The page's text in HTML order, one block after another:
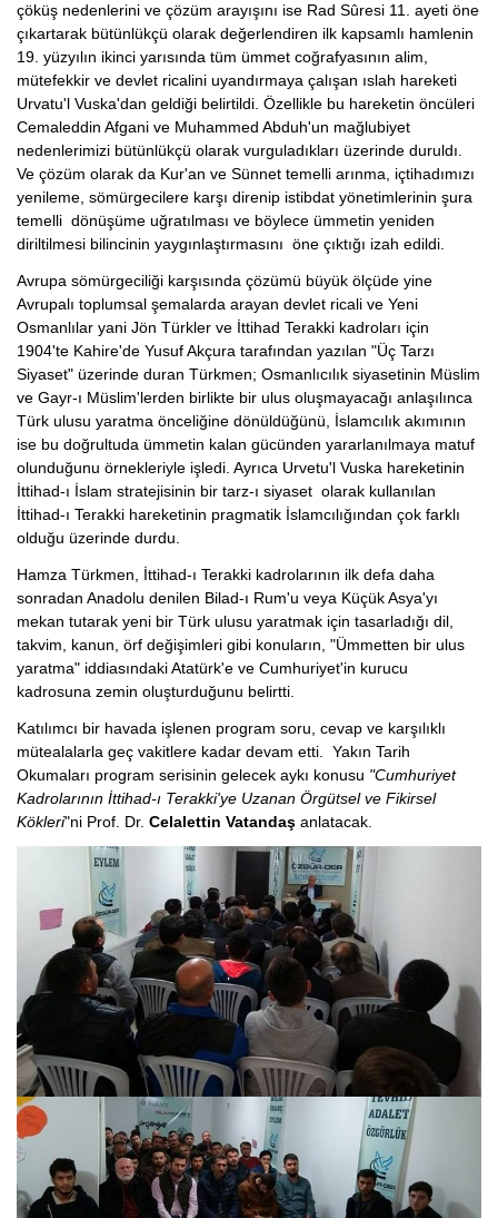
çöküş nedenlerini ve çözüm arayışını ise Rad Sûresi 11. ayeti öne
çıkartarak bütünlükçü olarak değerlendiren ilk kapsamlı hamlenin
19. yüzyılın ikinci yarısında tüm ümmet coğrafyasının alim,
mütefekkir ve devlet ricalini uyandırmaya çalışan ıslah hareketi
Urvatu'l Vuska'dan geldiği belirtildi. Özellikle bu hareketin öncüleri
Cemaleddin Afgani ve Muhammed Abduh'un mağlubiyet
nedenlerimizi bütünlükçü olarak vurguladıkları üzerinde duruldı.
Ve çözüm olarak da Kur'an ve Sünnet temelli arınma, içtihadımızı
yenileme, sömürgecilere karşı direnip istibdat yönetimlerinin şura
temelli dönüşüme uğratılması ve böylece ümmetin yeniden
diriltilmesi bilincinin yaygınlaştırmasını öne çıktığı izah edildi.
Avrupa sömürgeciliği karşısında çözümü büyük ölçüde yine
Avrupalı toplumsal şemalarda arayan devlet ricali ve Yeni
Osmanlılar yani Jön Türkler ve İttihad Terakki kadroları için
1904'te Kahire'de Yusuf Akçura tarafından yazılan "Üç Tarzı
Siyaset" üzerinde duran Türkmen; Osmanlıcılık siyasetinin Müslim
ve Gayr-ı Müslim'lerden birlikte bir ulus oluşmayacağı anlaşılınca
Türk ulusu yaratma önceliğine dönüldüğünü, İslamcılık akımının
ise bu doğrultuda ümmetin kalan gücünden yararlanılmaya matuf
olunduğunu örnekleriyle işledi. Ayrıca Urvetu'l Vuska hareketinin
İttihad-ı İslam stratejisinin bir tarz-ı siyaset olarak kullanılan
İttihad-ı Terakki hareketinin pragmatik İslamcılığından çok farklı
olduğu üzerinde durdu.
Hamza Türkmen, İttihad-ı Terakki kadrolarının ilk defa daha
sonradan Anadolu denilen Bilad-ı Rum'u veya Küçük Asya'yı
mekan tutarak yeni bir Türk ulusu yaratmak için tasarladığı dil,
takvim, kanun, örf değişimleri gibi konuların, "Ümmetten bir ulus
yaratma" iddiasındaki Atatürk'e ve Cumhuriyet'in kurucu
kadrosuna zemin oluşturduğunu belirtti.
Katılımcı bir havada işlenen program soru, cevap ve karşılıklı
mütealalarla geç vakitlere kadar devam etti. Yakın Tarih
Okumaları program serisinin gelecek aykı konusu "Cumhuriyet
Kadrolarının İttihad-ı Terakki'ye Uzanan Örgütsel ve Fikirsel
Kökleri"ni Prof. Dr. Celalettin Vatandaş anlatacak.